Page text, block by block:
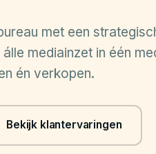
met een
mediainzet in één
én verkopen.
Bekijk klantervaringen